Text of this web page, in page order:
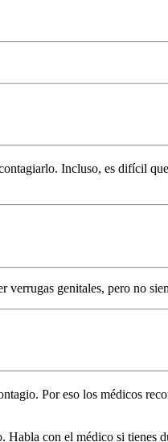
Incluso, es difícil
verrugas genitales, pero no
Por eso los médicos
con el médico si tienes